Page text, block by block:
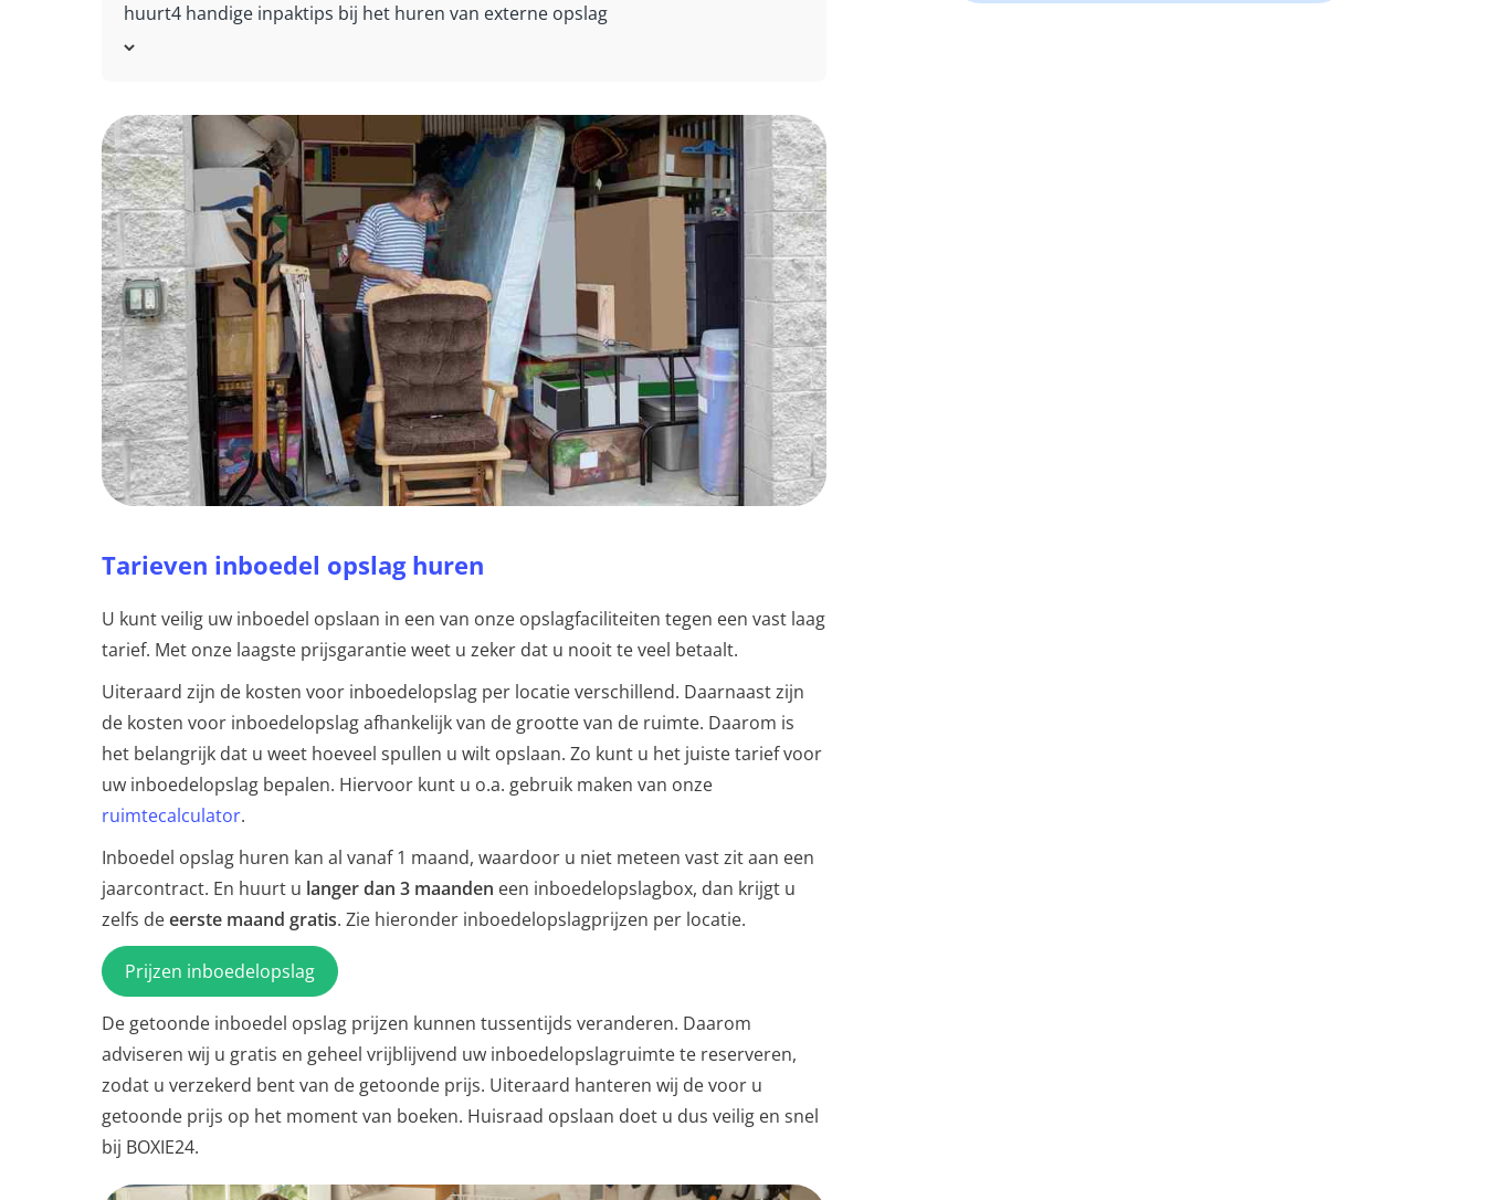
huurt4 handige inpaktips bij het huren van externe opslag
Tarieven inboedel opslag huren
U kunt veilig uw inboedel opslaan in een van onze opslagfaciliteiten tegen een vast laag
tarief. Met onze laagste prijsgarantie weet u zeker dat u nooit te veel betaalt.
Uiteraard zijn de kosten voor inboedelopslag per locatie verschillend. Daarnaast zijn
de kosten voor inboedelopslag afhankelijk van de grootte van de ruimte. Daarom is
het belangrijk dat u weet hoeveel spullen u wilt opslaan. Zo kunt u het juiste tarief voor
uw inboedelopslag bepalen. Hiervoor kunt u o.a. gebruik maken van onze
ruimtecalculator.
Inboedel opslag huren kan al vanaf 1 maand, waardoor u niet meteen vast zit aan een
jaarcontract. En huurt u langer dan 3 maanden een inboedelopslagbox, dan krijgt u
zelfs deeerste maand gratis. Zie hieronder inboedelopslagprijzen per locatie.
Prijzen inboedelopslag
De getoonde inboedel opslag prijzen kunnen tussentijds veranderen. Daarom
adviseren wij u gratis en geheel vrijblijvend uw inboedelopslagruimte te reserveren,
zodat u verzekerd bent van de getoonde prijs. Uiteraard hanteren wij de voor u
getoonde prijs op het moment van boeken. Huisraad opslaan doet u dus veilig en snel
bij BOXIE24.